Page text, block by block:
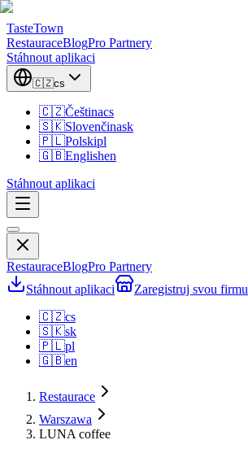
TasteTown
RestauraceBlogPro Partnery
Stáhnout aplikaci
🇨🇿cs
🇨🇿Češtinacs
🇸🇰Slovenčinask
🇵🇱Polskipl
🇬🇧Englishen
Stáhnout aplikaci
RestauraceBlogPro Partnery
Stáhnout aplikaci
Zaregistruj svou firmu
🇨🇿cs
🇸🇰sk
🇵🇱pl
🇬🇧en
Restaurace
Warszawa
LUNA coffee